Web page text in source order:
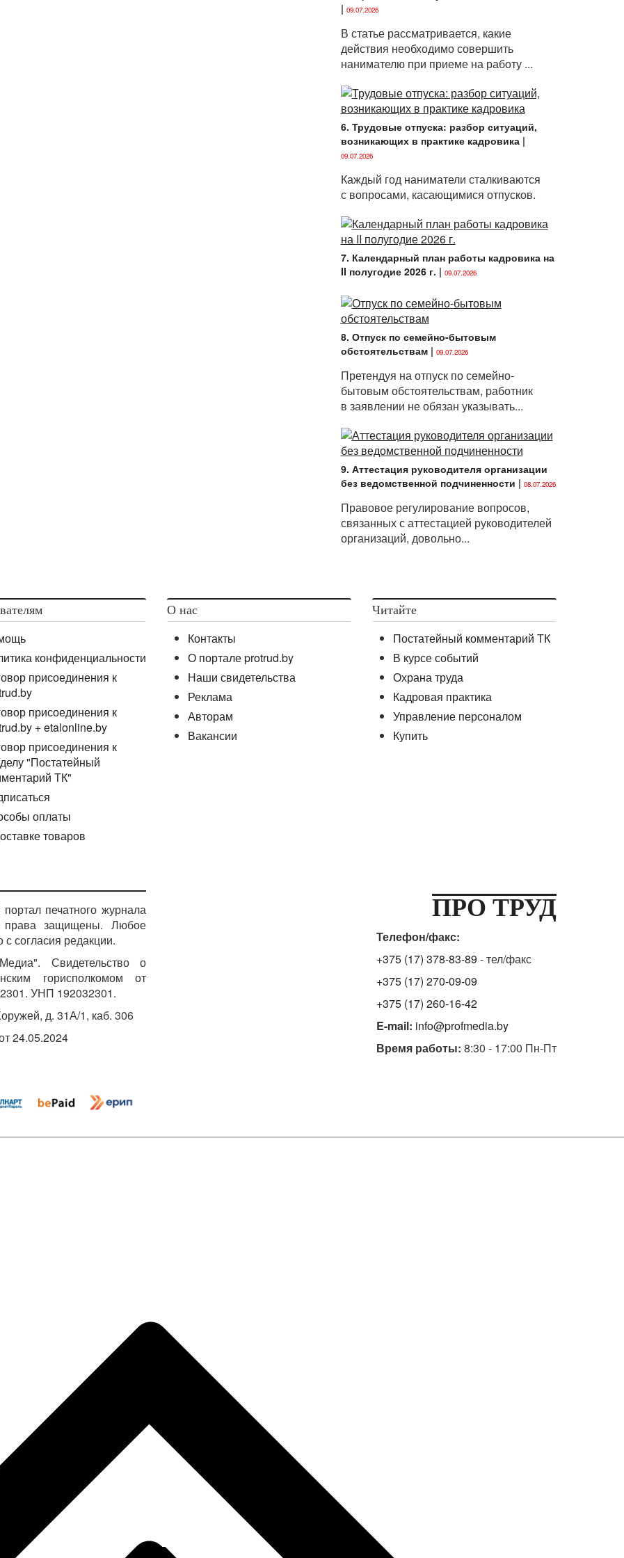
| 09.07.2026
В статье рассматривается, какие
действия необходимо совершить
нанимателю при приеме на работу ...
6. Трудовые отпуска: разбор ситуаций,
возникающих в практике кадровика|
09.07.2026
Каждый год наниматели сталкиваются
с вопросами, касающимися отпусков.
7. Календарный план работы кадровика на
II полугодие 2026 г. | 09.07.2026
8. Отпуск по семейно-бытовым
обстоятельствам| 09.07.2026
Претендуя на отпуск по семейно-
бытовым обстоятельствам, работник
в заявлении не обязан указывать...
9. Аттестация руководителя организации
без ведомственной подчиненности | 08.07.2026
Правовое регулирование вопросов,
связанных с аттестацией руководителей
организаций, довольно...
конфиденциальности
присоединения к
присоединения к
+ etalonline.by
присоединения к
"Постатейный
ТК"
оплаты
товаров
О нас
Контакты
О портале protrud.by
Наши свидетельства
Реклама
Авторам
Вакансии
Читайте
Постатейный комментарий ТК
В курсе событий
Охрана труда
Кадровая практика
Управление персоналом
Купить
печатного журнала
права защищены. Любое
с согласия редакции.
Свидетельство о
горисполкомом от
УНП 192032301.
д. 31А/1, каб. 306
24.05.2024
ПРО ТРУД
Телефон/факс:
+375 (17) 378-83-89 - тел/факс
+375 (17) 270-09-09
+375 (17) 260-16-42
E-mail: info@profmedia.by
Время работы: 8:30 - 17:00 Пн-Пт